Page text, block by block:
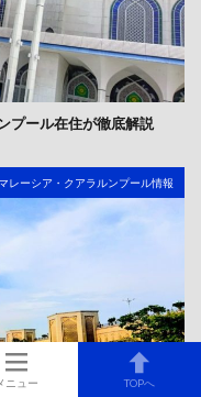
プール在住が徹底解説
レーシア・クアラルンプール情報
ニュー TOPへ